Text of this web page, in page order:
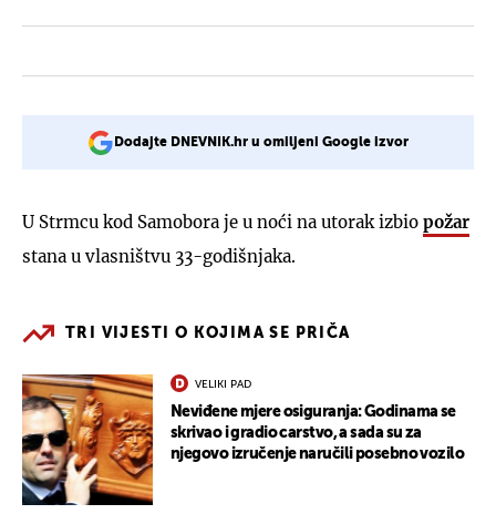
Dodajte DNEVNIK.hr u omiljeni Google izvor
U Strmcu kod Samobora je u noći na utorak izbio požar
stana u vlasništvu 33-godišnjaka.
TRI VIJESTI O KOJIMA SE PRIČA
VELIKI PAD
Neviđene mjere osiguranja: Godinama se
skrivao i gradio carstvo, a sada su za
njegovo izručenje naručili posebno vozilo